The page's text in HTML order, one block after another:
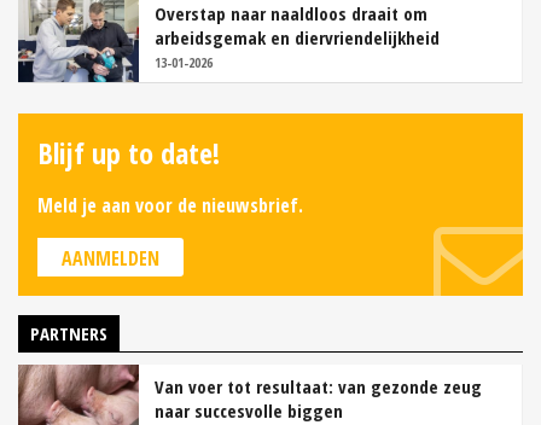
Overstap naar naaldloos draait om
arbeidsgemak en diervriendelijkheid
13-01-2026
Blijf up to date!
Meld je aan voor de nieuwsbrief.
AANMELDEN
PARTNERS
Van voer tot resultaat: van gezonde zeug
naar succesvolle biggen